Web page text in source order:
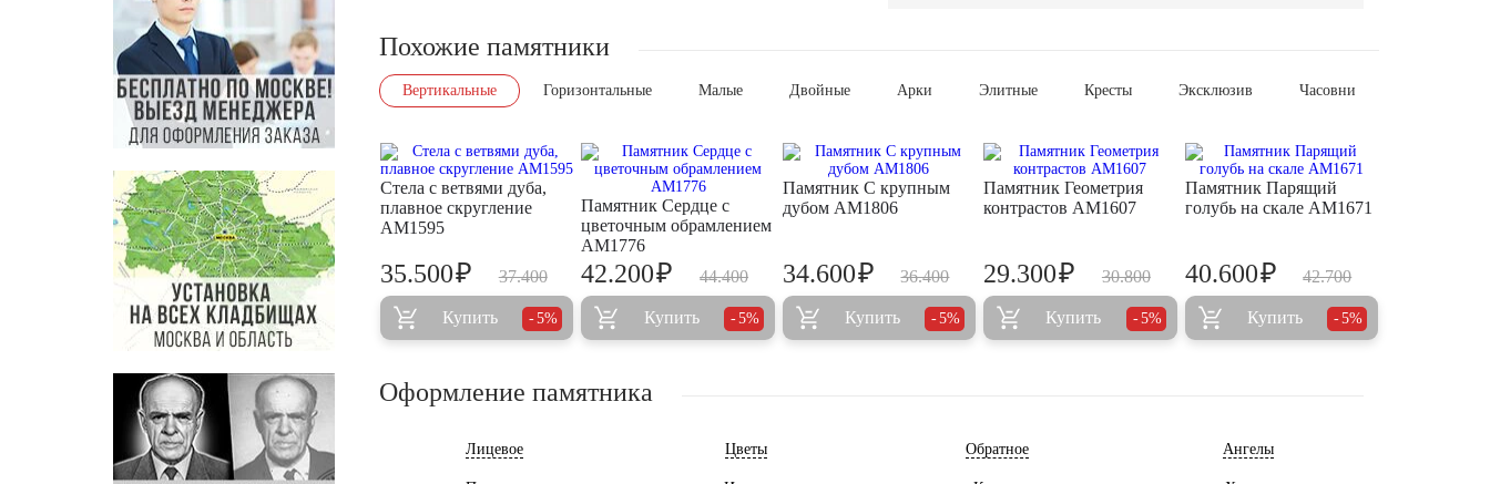
Похожие памятники
Вертикальные Горизонтальные Малые Двойные Арки Элитные Кресты Эксклюзив Часовни
Стела с ветвями дуба,
плавное скругление
AM1595
37.400
35.500₽
Купить 5%
Памятник Сердце с
цветочным обрамлением
AM1776
44.400
42.200₽
Купить 5%
Памятник С крупным
дубом AM1806
36.400
34.600₽
Купить 5%
Памятник Геометрия
контрастов AM1607
30.800
29.300₽
Купить 5%
Памятник Парящий
голубь на скале AM1671
42.700
40.600₽
Купить 5%
Оформление памятника
Лицевое Цветы Обратное Ангелы